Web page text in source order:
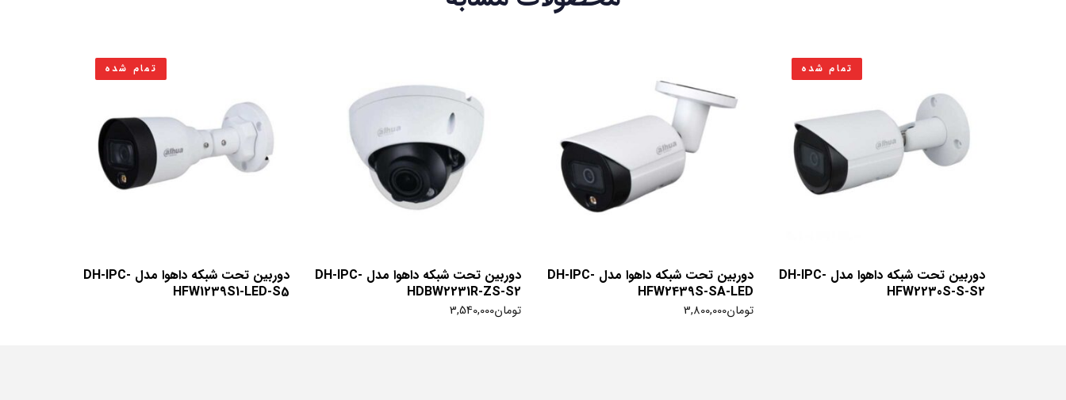
تمام شده
دوربین تحت شبکه داهوا مدل DH-IPC-
HFW2230S-S-S2
دوربین تحت شبکه داهوا مدل DH-IPC-
HFW2439S-SA-LED
تومان3,800,000
دوربین تحت شبکه داهوا مدل DH-IPC-
HDBW2231R-ZS-S2
تومان3,540,000
تمام شده
دوربین تحت شبکه داهوا مدل DH-IPC-
HFW1239S1-LED-S5